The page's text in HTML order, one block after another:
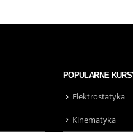
POPULARNE
Elektrostatyka
Kinematyka